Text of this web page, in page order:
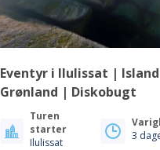
Eventyr i Ilulissat |
Grønland | Diskobugt
Turen
starter
Ilulissat
3